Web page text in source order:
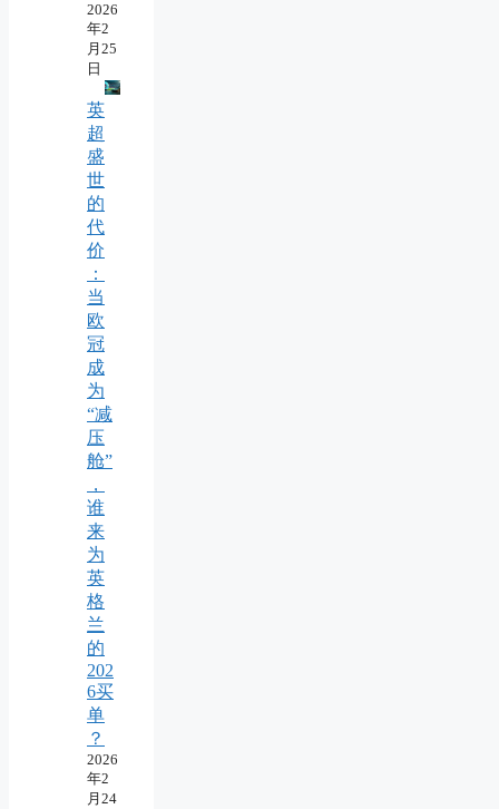
2026
年2
月25
日
英
超
盛
世
的
代
价
：
当
欧
冠
成
为
“减
压
舱”
，
谁
来
为
英
格
兰
的
202
6买
单
？
2026
年2
月24